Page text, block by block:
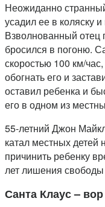
Неожиданно
усадил ее в коляску
Взволнованный
бросился в погоню.
скоростью 100 км/
обогнать его и
оставил ребенка и
его в одном из
55-летний Джон
катал местных детей
причинить ребенку
лет лишения
Санта Клаус –